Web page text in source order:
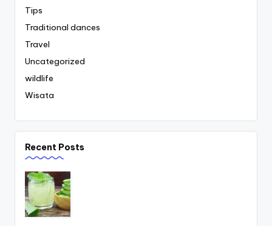
Tips
Traditional dances
Travel
Uncategorized
wildlife
Wisata
Recent Posts